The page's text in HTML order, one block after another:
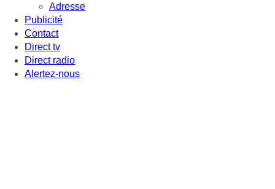
Adresse
Publicité
Contact
Direct tv
Direct radio
Alertez-nous